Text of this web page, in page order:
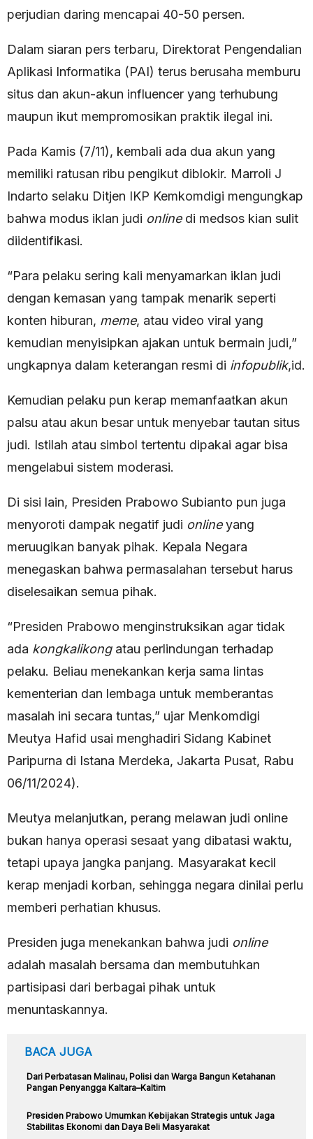
perjudian daring mencapai 40-50 persen.
Dalam siaran pers terbaru, Direktorat Pengendalian
Aplikasi Informatika (PAI) terus berusaha memburu
situs dan akun-akun influencer yang terhubung
maupun ikut mempromosikan praktik ilegal ini.
Pada Kamis (7/11), kembali ada dua akun yang
memiliki ratusan ribu pengikut diblokir. Marroli J
Indarto selaku Ditjen IKP Kemkomdigi mengungkap
bahwa modus iklan judi onlinedi medsos kian sulit
diidentifikasi.
“Para pelaku sering kali menyamarkan iklan judi
dengan kemasan yang tampak menarik seperti
konten hiburan, meme, atau video viral yang
kemudian menyisipkan ajakan untuk bermain judi,”
ungkapnya dalam keterangan resmi di infopublik,id.
Kemudian pelaku pun kerap memanfaatkan akun
palsu atau akun besar untuk menyebar tautan situs
judi. Istilah atau simbol tertentu dipakai agar bisa
mengelabui sistem moderasi.
Di sisi lain, Presiden Prabowo Subianto pun juga
menyoroti dampak negatif judi onlineyang
meruugikan banyak pihak. Kepala Negara
menegaskan bahwa permasalahan tersebut harus
diselesaikan semua pihak.
“Presiden Prabowo menginstruksikan agar tidak
ada kongkalikongatau perlindungan terhadap
pelaku. Beliau menekankan kerja sama lintas
kementerian dan lembaga untuk memberantas
masalah ini secara tuntas,” ujar Menkomdigi
Meutya Hafid usai menghadiri Sidang Kabinet
Paripurna di Istana Merdeka, Jakarta Pusat, Rabu
06/11/2024).
Meutya melanjutkan, perang melawan judi online
bukan hanya operasi sesaat yang dibatasi waktu,
tetapi upaya jangka panjang. Masyarakat kecil
kerap menjadi korban, sehingga negara dinilai perlu
memberi perhatian khusus.
Presiden juga menekankan bahwa judi online
adalah masalah bersama dan membutuhkan
partisipasi dari berbagai pihak untuk
menuntaskannya.
BACA JUGA
Dari Perbatasan Malinau, Polisi dan Warga Bangun Ketahanan
Pangan Penyangga Kaltara–Kaltim
Presiden Prabowo Umumkan Kebijakan Strategis untuk Jaga
Stabilitas Ekonomi dan Daya Beli Masyarakat